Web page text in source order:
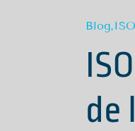
Blog,
de